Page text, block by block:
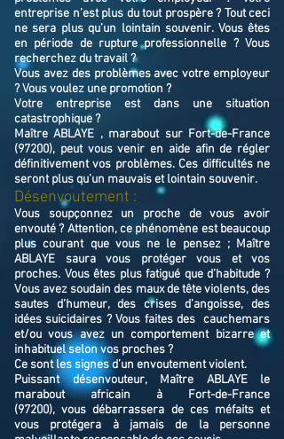
entreprise n’est plus du tout prospère ? Tout ceci
ne sera plus qu’un lointain souvenir. Vous êtes
en période de rupture professionnelle ? Vous
recherchez du travail ?
Vous avez des problèmes avec votre employeur
? Vous voulez une promotion ?
Votre entreprise est dans une situation
catastrophique ?
Maître ABLAYE , marabout sur Fort-de-France
(97200), peut vous venir en aide afin de régler
définitivement vos problèmes. Ces difficultés ne
seront plus qu’un mauvais et lointain souvenir.
Désenvoutement :
Vous soupçonnez un proche de vous avoir
envouté ? Attention, ce phénomène est beaucoup
plus courant que vous ne le pensez ; Maître
ABLAYE saura vous protéger vous et vos
proches. Vous êtes plus fatigué que d’habitude ?
Vous avez soudain des maux de tête violents, des
sautes d’humeur, des crises d’angoisse, des
idées suicidaires ? Vous faites des cauchemars
et/ou vous avez un comportement bizarre et
inhabituel selon vos proches ?
Ce sont les signes d’un envoutement violent.
Puissant désenvouteur,
Maître ABLAYE
le
marabout africain à Fort-de-France
(97200), vous débarrassera de ces méfaits et
vous protégera à jamais de la personne